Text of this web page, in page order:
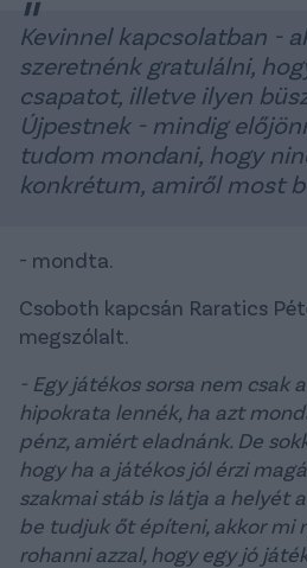
Kevinnel kapcsolatban -
szeretnénk gratulálni,
csapatot, illetve ilyen
Újpestnek - mindig
tudom mondani, hogy
konkrétum, amiről most
- mondta.
Csoboth kapcsán Raratics
megszólalt.
- Egy játékos sorsa nem csak
hipokrata lennék, ha azt
pénz, amiért eladnánk. De
hogy ha a játékos jól érzi
szakmai stáb is látja a helyét
be tudjuk őt építeni, akkor mi
rohanni azzal, hogy egy jó